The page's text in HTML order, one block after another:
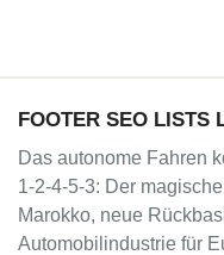
FOOTER SEO LISTS
Das autonome Fahren
1-2-4-5-3: Der
Marokko, neue
Automobilindustrie für